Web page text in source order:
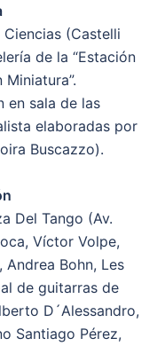
Ciencias (Castelli
de la “Estación
en sala de las
elaboradas por
Buscazzo).
Del Tango (Av.
Víctor Volpe,
Andrea Bohn, Les
de guitarras de
D´Alessandro,
Santiago Pérez,